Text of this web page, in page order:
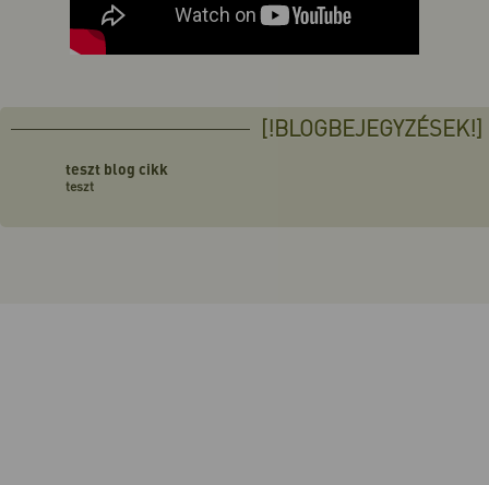
[!BLOGBEJEGYZÉSEK!]
teszt blog cikk
teszt